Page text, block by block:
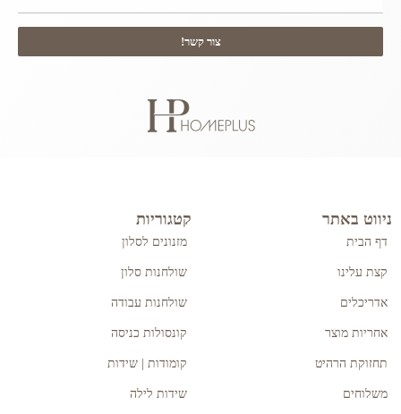
צור קשר!
ניווט באתר
דף הבית
קצת עלינו
אדריכלים
אחריות מוצר
תחזוקת הרהיט
משלוחים
קטגוריות
מזנונים לסלון
שולחנות סלון
שולחנות עבודה
קונסולות כניסה
קומודות | שידות
שידות לילה